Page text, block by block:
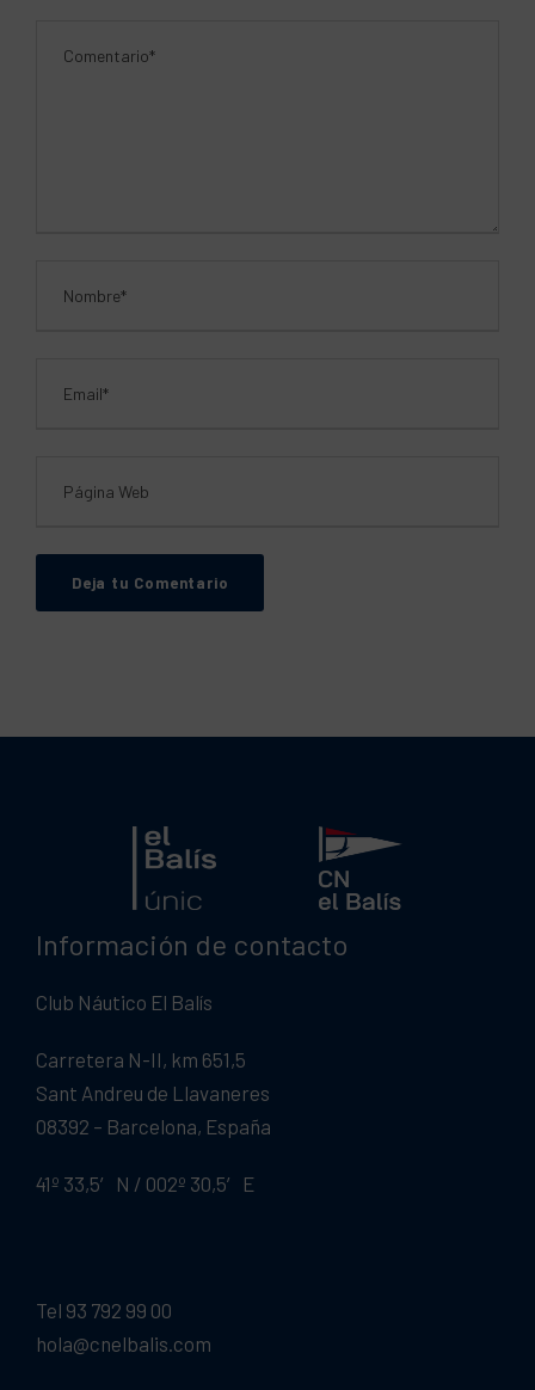
Información de contacto
Club Náutico El Balís
Carretera N-II, km 651,5
Sant Andreu de Llavaneres
08392 – Barcelona, España
41º 33,5′ N / 002º 30,5′ E
Tel 93 792 99 00
hola@cnelbalis.com